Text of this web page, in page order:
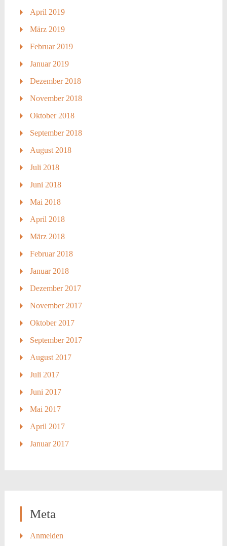
April 2019
März 2019
Februar 2019
Januar 2019
Dezember 2018
November 2018
Oktober 2018
September 2018
August 2018
Juli 2018
Juni 2018
Mai 2018
April 2018
März 2018
Februar 2018
Januar 2018
Dezember 2017
November 2017
Oktober 2017
September 2017
August 2017
Juli 2017
Juni 2017
Mai 2017
April 2017
Januar 2017
Meta
Anmelden